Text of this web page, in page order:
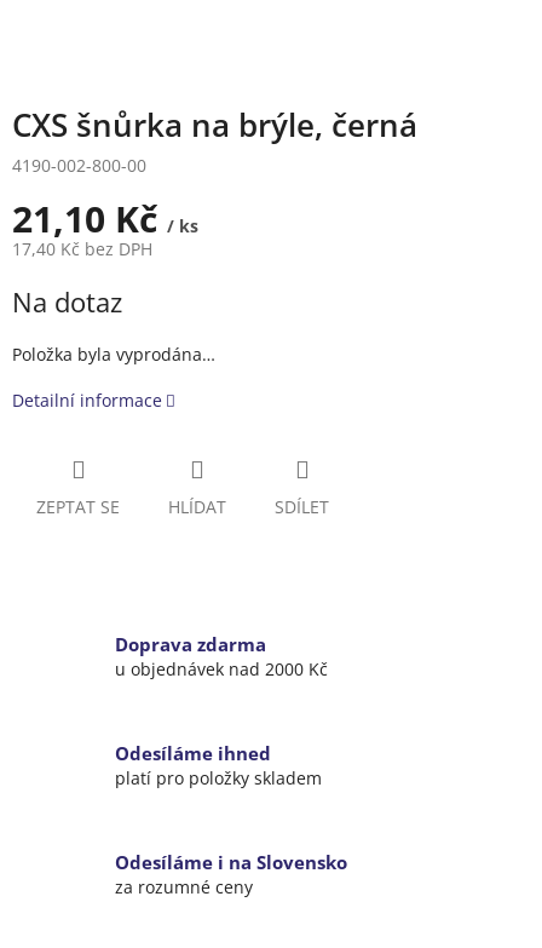
CXS šnůrka na brýle, černá
4190-002-800-00
21,10 Kč / ks
17,40 Kč bez DPH
cena:
Na dotaz
Položka byla vyprodána…
Detailní informace
ZEPTAT SE HLÍDAT SDÍLET
Doprava zdarma
u objednávek nad 2000 Kč
Odesíláme ihned
platí pro položky skladem
Odesíláme i na Slovensko
za rozumné ceny